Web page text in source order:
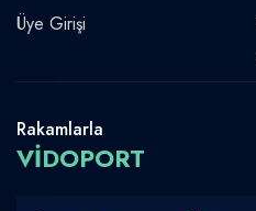
Üye Girişi
Rakamlarla
VİDOPORT